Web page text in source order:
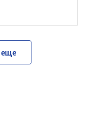
еще